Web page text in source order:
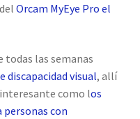
Orcam MyEye Pro el
todas las semanas
discapacidad visual, allí
como los
personas con